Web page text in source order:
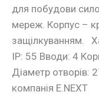
для побудови
мереж. Корпус –
защілкуванням.
IP: 55 Вводи: 4
Діаметр отворів:
компанія E.NEXT